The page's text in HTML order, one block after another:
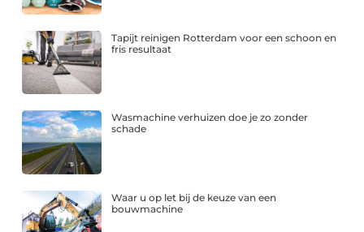
Tapijt reinigen Rotterdam voor een schoon en
fris resultaat
Wasmachine verhuizen doe je zo zonder
schade
Waar u op let bij de keuze van een
bouwmachine